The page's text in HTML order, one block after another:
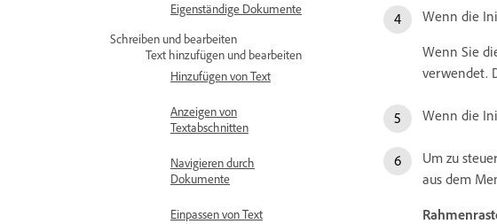
Eigenständige Dokumente
Schreiben und bearbeiten
Text hinzufügen und bearbeiten
Hinzufügen von Text
Anzeigen von
Textabschnitten
Navigieren durch
Dokumente
Einpassen von Text
Wenn die
Wenn Sie
verwendet.
Wenn die
Um zu
aus dem